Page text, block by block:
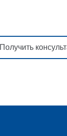
Получить